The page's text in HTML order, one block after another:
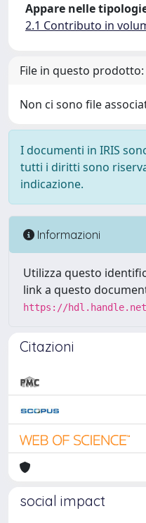
Appare nelle
2.1 Contributo in
File in questo prodotto:
Non ci sono file
I documenti in IRIS
tutti i diritti sono
indicazione.
Informazioni
Utilizza questo
link a questo
https://hdl.handle.net/
Citazioni
social impact